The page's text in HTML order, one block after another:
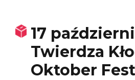
17
Twierdza
Oktober